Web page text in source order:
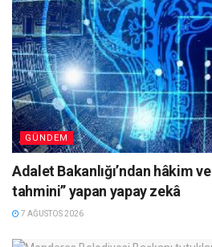
GÜNDEM
Adalet Bakanlığı’ndan hâkim
tahmini” yapan yapay zekâ
7 AĞUSTOS 2026